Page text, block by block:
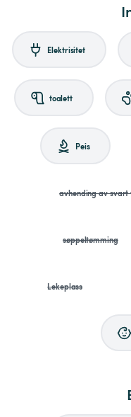
Elektrisitet
toalett
Peis
avhending av svart
søppeltømming
Lekeplass